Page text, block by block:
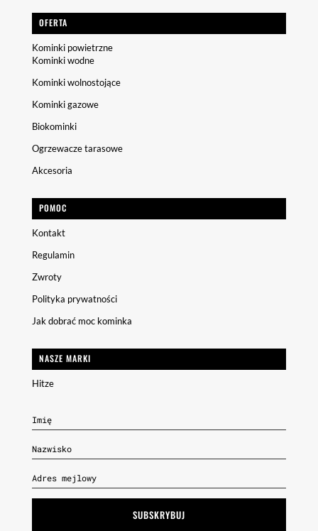
OFERTA
Kominki powietrzne
Kominki wodne
Kominki wolnostojące
Kominki gazowe
Biokominki
Ogrzewacze tarasowe
Akcesoria
POMOC
Kontakt
Regulamin
Zwroty
Polityka prywatności
Jak dobrać moc kominka
NASZE MARKI
Hitze
SUBSKRYBUJ